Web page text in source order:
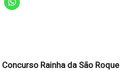
Concurso Rainha da São Roque